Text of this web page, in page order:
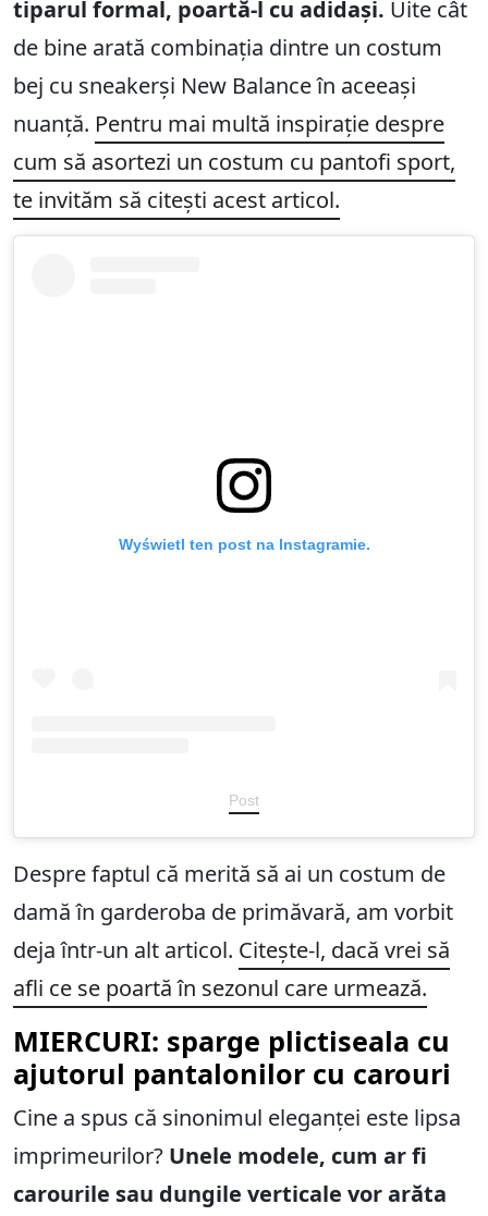
tiparul formal, poartă-l cu adidași. Uite cât
de bine arată combinația dintre un costum
bej cu sneakerși New Balance în aceeași
nuanță. Pentru mai multă inspirație despre
cum să asortezi un costum cu pantofi sport,
te invităm să citești acest articol.
Wyświetl ten post na Instagramie.
Post
Despre faptul că merită să ai un costum de
damă în garderoba de primăvară, am vorbit
deja într-un alt articol. Citește-l, dacă vrei să
afli ce se poartă în sezonul care urmează.
MIERCURI: sparge plictiseala cu
ajutorul pantalonilor cu carouri
Cine a spus că sinonimul eleganței este lipsa
imprimeurilor? Unele modele, cum ar fi
carourile sau dungile verticale vor arăta